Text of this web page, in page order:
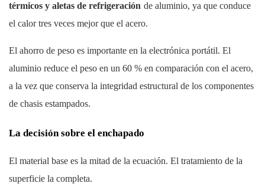
térmicos y aletas de refrigeración de aluminio, ya que conduce
el calor tres veces mejor que el acero.
El ahorro de peso es importante en la electrónica portátil. El
aluminio reduce el peso en un 60 % en comparación con el acero,
a la vez que conserva la integridad estructural de los componentes
de chasis estampados.
La decisión sobre el enchapado
El material base es la mitad de la ecuación. El tratamiento de la
superficie la completa.